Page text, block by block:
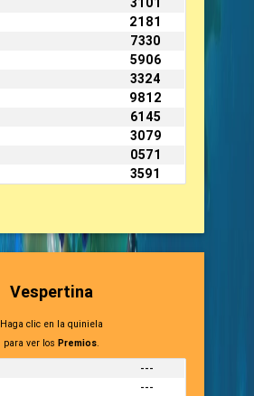
2181
7330
5906
3324
9812
6145
3079
0571
3591
Vespertina
Haga clic en la quiniela
para ver los Premios.
---
---